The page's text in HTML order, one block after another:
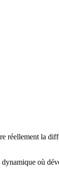
réellement la
où